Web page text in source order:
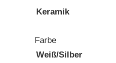
Keramik
Weiß/Silber
Farbe